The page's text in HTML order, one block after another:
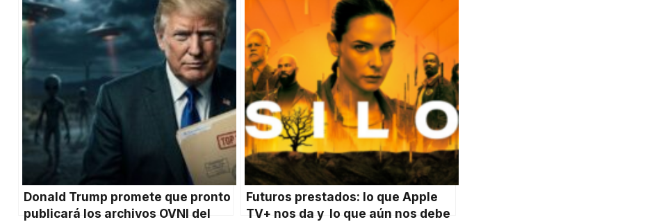
Donald Trump promete que pronto
publicará los archivos OVNI del
Futuros prestados: lo que Apple
TV+ nos da y lo que aún nos debe